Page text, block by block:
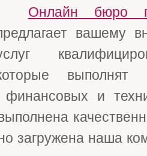
Онлайн бюро
вашему
выполнят
финансовых и
загружена наша